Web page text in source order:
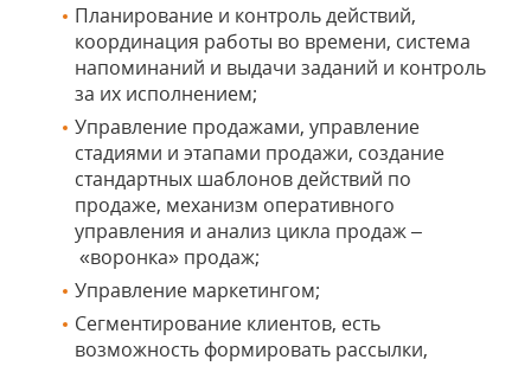
Планирование и контроль действий,
координация работы во времени, система
напоминаний и выдачи заданий и контроль
за их исполнением;
Управление продажами, управление
стадиями и этапами продажи, создание
стандартных шаблонов действий по
продаже, механизм оперативного
управления и анализ цикла продаж –
«воронка» продаж;
Управление маркетингом;
Сегментирование клиентов, есть
возможность формировать рассылки,